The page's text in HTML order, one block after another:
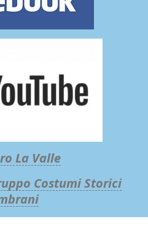
La Valle
Costumi Storici